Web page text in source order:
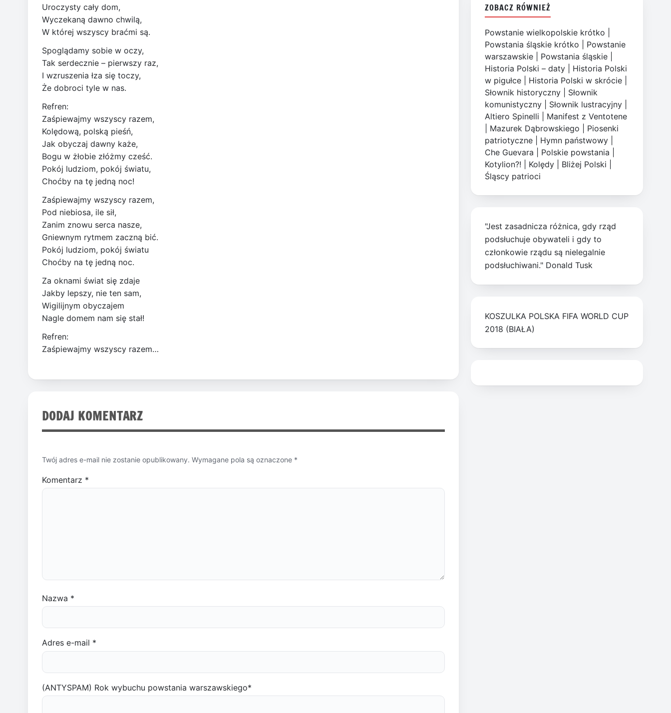
Uroczysty cały dom,
Wyczekaną dawno chwilą,
W której wszyscy braćmi są.
Spoglądamy sobie w oczy,
Tak serdecznie – pierwszy raz,
I wzruszenia łza się toczy,
Że dobroci tyle w nas.
Refren:
Zaśpiewajmy wszyscy razem,
Kolędową, polską pieśń,
Jak obyczaj dawny każe,
Bogu w żłobie złóżmy cześć.
Pokój ludziom, pokój światu,
Choćby na tę jedną noc!
Zaśpiewajmy wszyscy razem,
Pod niebiosa, ile sił,
Zanim znowu serca nasze,
Gniewnym rytmem zaczną bić.
Pokój ludziom, pokój światu
Choćby na tę jedną noc.
Za oknami świat się zdaje
Jakby lepszy, nie ten sam,
Wigilijnym obyczajem
Nagle domem nam się stał!
Refren:
Zaśpiewajmy wszyscy razem…
DODAJ KOMENTARZ
Twój adres e-mail nie zostanie opublikowany. Wymagane pola są oznaczone *
Komentarz *
Nazwa *
Adres e-mail *
(ANTYSPAM) Rok wybuchu powstania warszawskiego*
ZOBACZ RÓWNIEŻ
Powstanie wielkopolskie krótko
Powstania śląskie krótko
Powstanie
warszawskie
Powstania śląskie
Historia Polski – daty
Historia Polski
w pigułce
Historia Polski w skrócie
Słownik historyczny
Słownik
komunistyczny
Słownik lustracyjny
Altiero Spinelli
Manifest z Ventotene
Mazurek Dąbrowskiego
Piosenki
patriotyczne
Hymn państwowy
Che Guevara
Polskie powstania
Kotylion?!
Kolędy Bliżej Polski
Śląscy patrioci
"Jest zasadnicza różnica, gdy rząd
podsłuchuje obywateli i gdy to
członkowie rządu są nielegalnie
podsłuchiwani." Donald Tusk
KOSZULKA POLSKA FIFA WORLD CUP
2018 (BIAŁA)